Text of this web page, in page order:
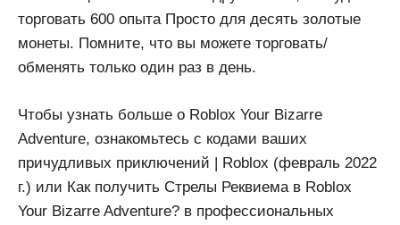
торговать 600 опыта Просто для десять золотые
монеты. Помните, что вы можете торговать/
обменять только один раз в день.
Чтобы узнать больше о Roblox Your Bizarre
Adventure, ознакомьтесь с кодами ваших
причудливых приключений | Roblox (февраль 2022
г.) или Как получить Стрелы Реквиема в Roblox
Your Bizarre Adventure? в профессиональных